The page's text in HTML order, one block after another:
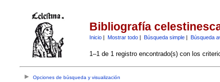
Bibliografía
Inicio| Mostrar todo| Búsqueda simple| Búsqueda
1–1 de 1 registro encontrado(s) con los
Opciones de búsqueda y visualización